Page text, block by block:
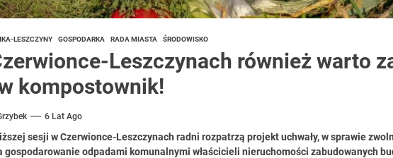
LESZCZYNY GOSPODARKA RADA MIASTA ŚRODOWISKO
Leszczynach również warto
kompostownik!
6 Lat Ago
sesji w Czerwionce-Leszczynach radni rozpatrzą projekt uchwały, w sprawie
gospodarowanie odpadami komunalnymi właścicieli nieruchomości zabudowanych